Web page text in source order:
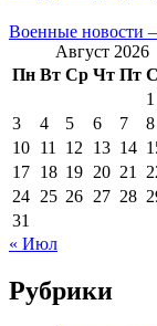
Военные новости
Август 2026
Пн Вт Ср Чт Пт
1
3
4 5 6 7 8
10 11 12 13 14
17 18 19 20 21
24 25 26 27 28
31
« Июл
Рубрики